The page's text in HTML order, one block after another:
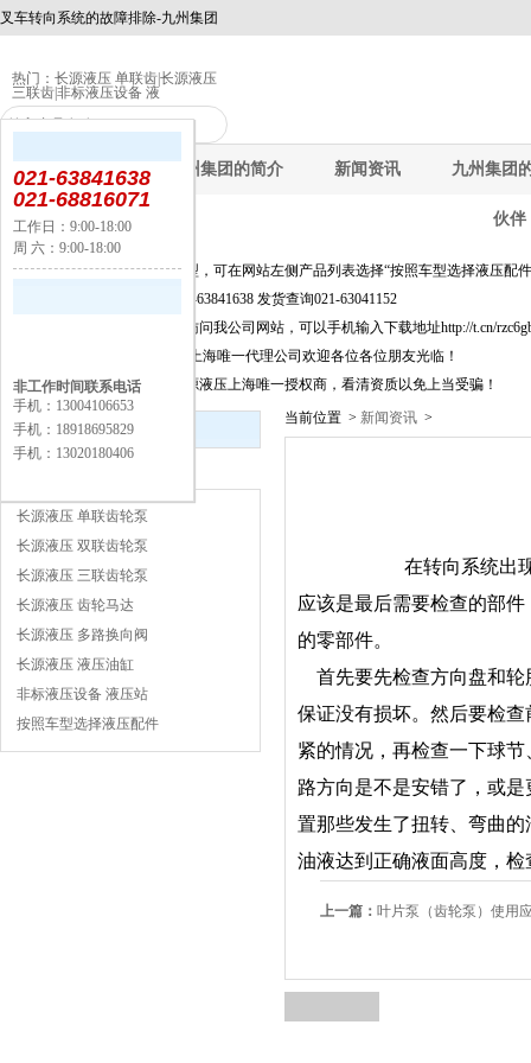
叉车转向系统的故障排除-九州集团
热门： 长源液压 单联齿长源液压
三联齿非标液压设备 液
九州集团 九州集团的简介 新闻资讯 九州集团
伙伴
公告：快速选择产品及新品选型，可在网站左侧产品列表选择“按照车型选择液压配
询价选型及信息咨询021-63841638 发货查询021-63041152
为方便移动端上网客户访问我公司网站，可以手机输入下载地址http://t.cn/
长源液压股份有限公司,上海唯一代理公司欢迎各位各位朋友光临！
上海闵丰工业器材是长源液压上海唯一授权商，看清资质以免上当受骗！
新闻资讯
长源液压 单联齿轮泵
长源液压 双联齿轮泵
长源液压 三联齿轮泵
长源液压 齿轮马达
长源液压 多路换向阀
长源液压 液压油缸
非标液压设备 液压站
按照车型选择液压配件
当前位置 > 新闻资讯 >
在转向系统出
应该是最后需要检查的部
的零部件。
首先要先检查方向盘和轮
保证没有损坏。然后要检
紧的情况，再检查一下球
路方向是不是安错了，或
置那些发生了扭转、弯曲
油液达到正确液面高度，
上一篇：叶片泵（齿轮泵）使用
021-63841638
021-68816071
工作日：9:00-18:00
周 六：9:00-18:00
非工作时间联系电话
手机：13004106653
手机：18918695829
手机：13020180406